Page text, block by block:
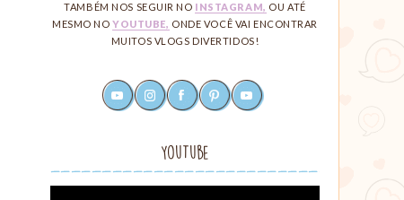
TAMBÉM NOS SEGUIR NO INSTAGRAM, OU ATÉ
MESMO NOYOUTUBE, ONDE VOCÊ VAI ENCONTRAR
MUITOS VLOGS DIVERTIDOS!
Redes
youtubeinstagramfacebookpinterest
YouTube